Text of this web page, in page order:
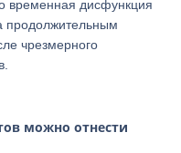
временная дисфункция
продолжительным
чрезмерного
можно отнести